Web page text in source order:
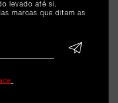
levado até si.
marcas que ditam as